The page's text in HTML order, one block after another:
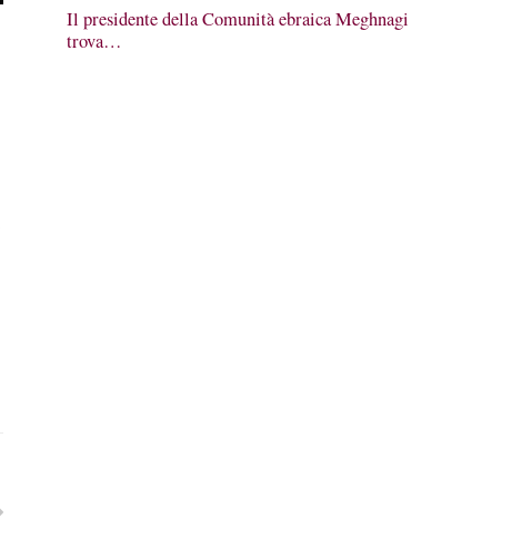
Il presidente della Comunità ebraica Meghnagi
trova…